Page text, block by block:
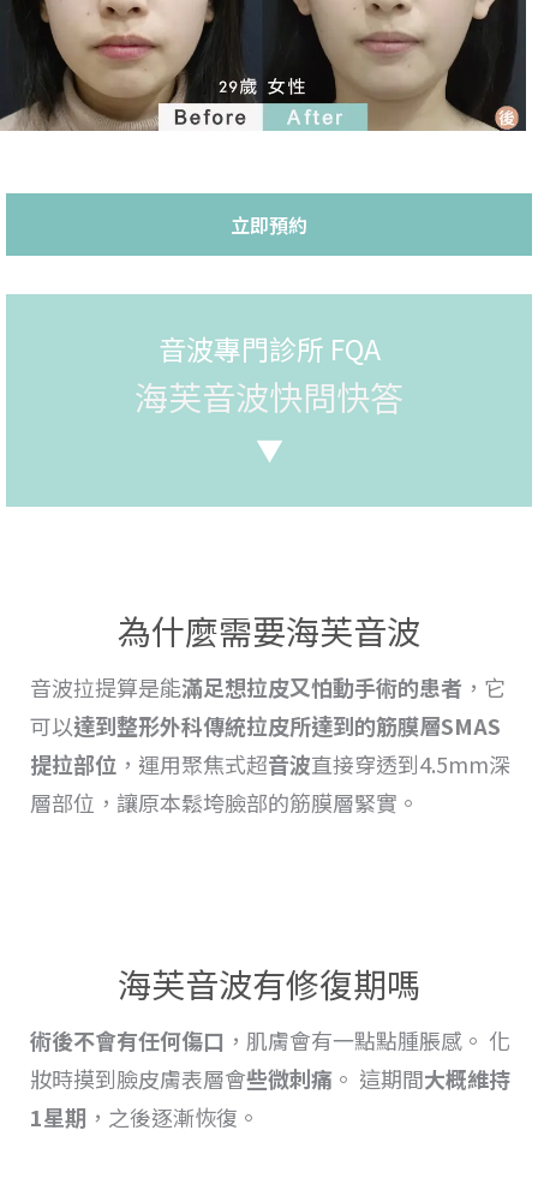
立即預約
音波專門診所 FQA
海芙音波快問快答
▼
為什麼需要海芙音波
音波拉提算是能滿足想拉皮又怕動手術的患者 ，它
可以達到整形外科傳統拉皮所達到的筋膜層SMAS
提拉部位 ，運用聚焦式超音波直接穿透到4.5mm深
層部位，讓原本鬆垮臉部的筋膜層緊實。
海芙音波有修復期嗎
術後不會有任何傷口 ，肌膚會有一點點腫脹感。 化
妝時摸到臉皮膚表層會些微刺痛 。 這期間大概維持
1星期 ，之後逐漸恢復 。